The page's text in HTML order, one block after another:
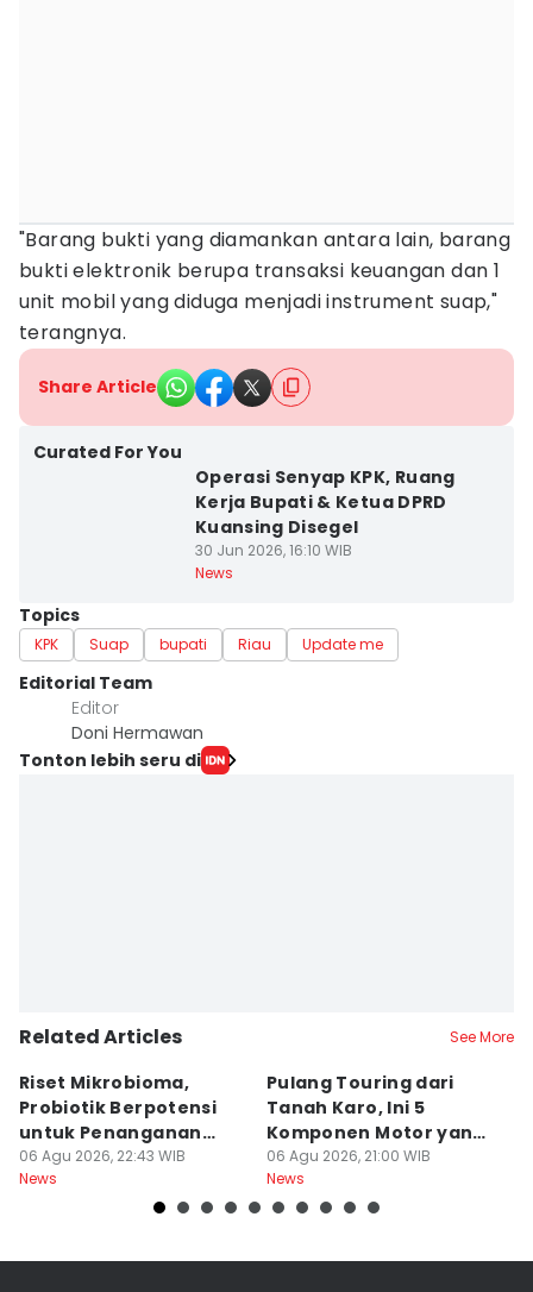
"Barang bukti yang diamankan antara lain, barang
bukti elektronik berupa transaksi keuangan dan 1
unit mobil yang diduga menjadi instrument suap,"
terangnya.
Share Article
Curated For You
Operasi Senyap KPK, Ruang
Kerja Bupati & Ketua DPRD
Kuansing Disegel
30 Jun 2026, 16:10 WIB
News
Topics
KPK Suap bupati Riau Update me
Editorial Team
Editor
Doni Hermawan
Tonton lebih seru di
Related Articles See More
Riset Mikrobioma,
Probiotik Berpotensi
untuk Penanganan
Jerawat
06 Agu 2026, 22:43 WIB
News
Pulang Touring dari
Tanah Karo, Ini 5
Komponen Motor yang
Wajib Dicek
06 Agu 2026, 21:00 WIB
News